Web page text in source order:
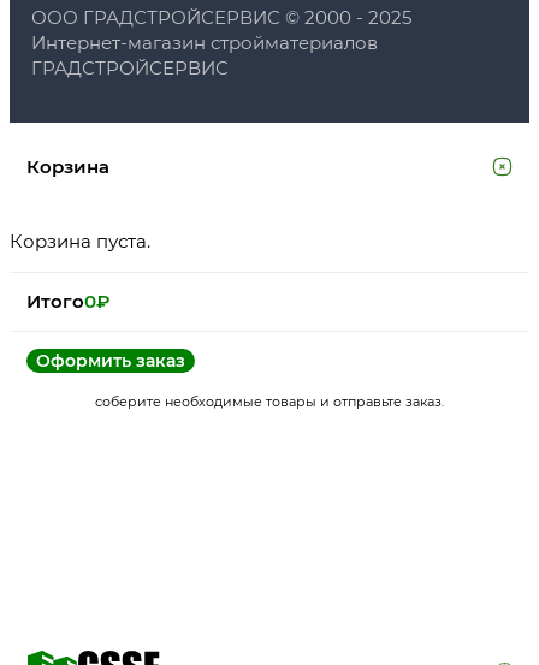
ООО ГРАДСТРОЙСЕРВИС © 2000 - 2025
Интернет-магазин стройматериалов
ГРАДСТРОЙСЕРВИС
Корзина
Корзина пуста.
Итого0₽
Оформить заказ
соберите необходимые товары и отправьте заказ.